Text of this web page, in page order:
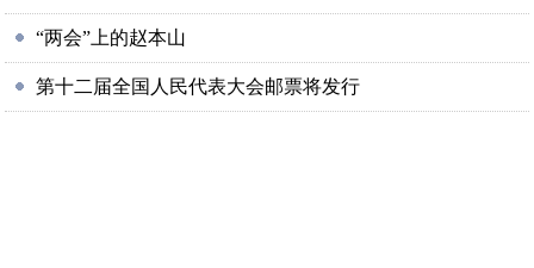
“两会”上的赵本山
第十二届全国人民代表大会邮票将发行